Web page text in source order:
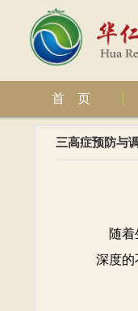
首 页
三高症预防与
随
深度的